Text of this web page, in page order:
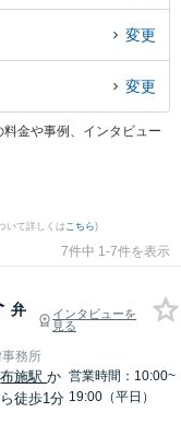
ください。東大阪市で土
護士に相談したい』『交
富な近くの弁護士を検索
におすすめです。
変更
変更
金や事例、インタビュー
いて詳しくは こちら)
7件中 1-7件を表示
弁
インタビューを
見る
務所
布施駅か
ら徒歩1分
営業時間：10:00~
19:00（平日）